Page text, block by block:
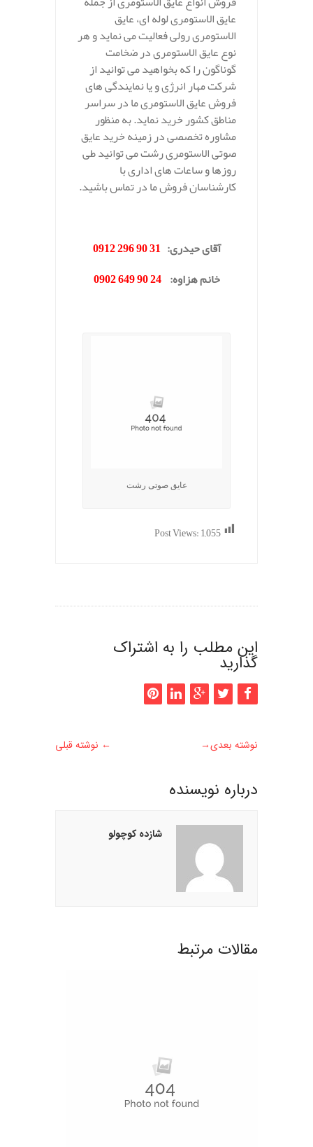
عایق الاستومری لوله ای، عایق
الاستومری رولی فعالیت می نماید و هر
نوع عایق الاستومری در ضخامت
گوناگون را که بخواهید می توانید از
شرکت مهار انرژی و یا نمایندگی های
فروش عایق الاستومری ما در سراسر
مناطق کشور خرید نماید. به منظور
مشاوره تخصصی در زمینه خرید عایق
صوتی الاستومری رشت می توانید طی
روزها و ساعات های اداری با
کارشناسان فروش ما در تماس باشید.
آقای حیدری:
31 90 296 0912
خانم هزاوه:
24 90 649 0902
عایق صوتی رشت
Post Views:1,055
این مطلب را به اشتراک
گذارید
← نوشته قبلی نوشته بعدی→
درباره نويسنده
شازده کوچولو
مقالات مرتبط